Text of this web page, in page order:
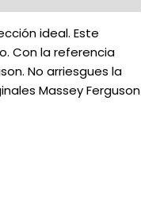
ideal. Este
Con la referencia
No arriesgues la
Massey Ferguson